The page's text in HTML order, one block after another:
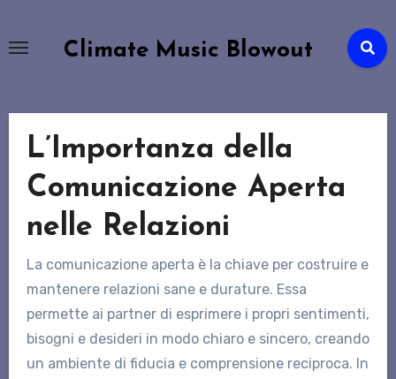
contenutoClimate Music Blowout
L’Importanza della
Comunicazione Aperta
nelle Relazioni
La comunicazione aperta è la chiave per costruire e
mantenere relazioni sane e durature. Essa
permette ai partner di esprimere i propri sentimenti,
bisogni e desideri in modo chiaro e sincero, creando
un ambiente di fiducia e comprensione reciproca. In